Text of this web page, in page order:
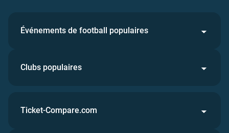
Événements de football populaires
Clubs populaires
Ticket-Compare.com